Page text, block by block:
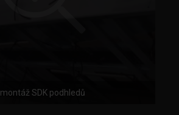
montáž SDK podhledů